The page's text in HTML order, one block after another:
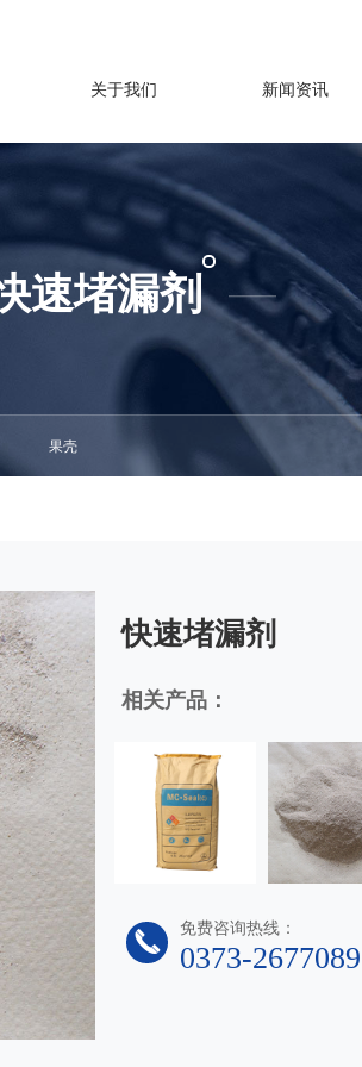
关于我们 新闻资讯
速堵漏剂 ——
果壳
快速堵漏剂
相关产品：
免费咨询热线：
0373-2677089